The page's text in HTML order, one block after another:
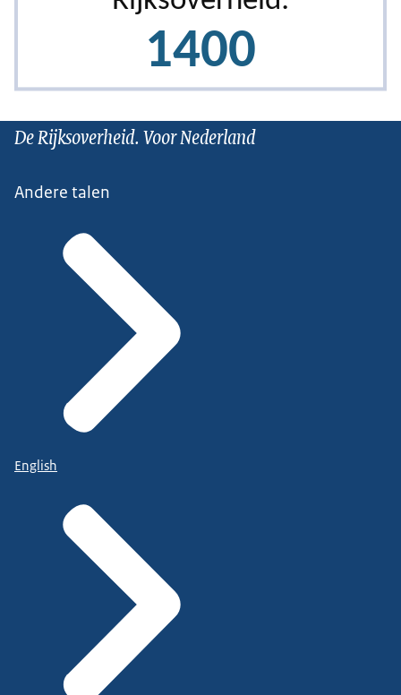
De Rijksoverheid. Voor Nederland
Andere talen
English